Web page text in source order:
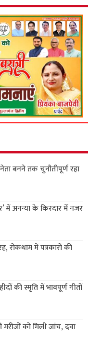
बनने तक चुनौतीपूर्ण रहा
में अनन्या के किरदार में नजर
रोकथाम में पत्रकारों की
की स्मृति में भावपूर्ण गीतों
मरीजों को मिली जांच, दवा